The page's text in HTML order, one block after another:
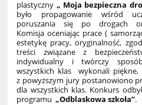
plastyczny „ Moja bezpieczna
było propagowanie wśród
poruszania się po drogach
Komisja oceniając prace (
estetykę pracy, oryginalność,
treści związane z
indywidualny i twórczy
wszystkich klas wykonali piękne,
z powyższym jury postanowiono
dla wszystkich klas. Konkurs
programu„Odblaskowa szkoła”.